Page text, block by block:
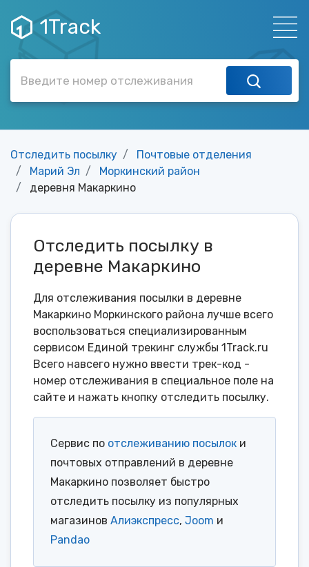
1Track
Отследить посылку
Почтовые отделения
Марий Эл
Моркинский район
деревня Макаркино
Отследить посылку в
деревне Макаркино
Для отслеживания посылки в деревне
Макаркино Моркинского района лучше всего
воспользоваться специализированным
сервисом Единой трекинг службы 1Track.ru
Всего навсего нужно ввести трек-код -
номер отслеживания в специальное поле на
сайте и нажать кнопку отследить посылку.
Сервис по отслеживанию посылок и
почтовых отправлений в деревне
Макаркино позволяет быстро
отследить посылку из популярных
магазинов Алиэкспресс, Joom и
Pandao